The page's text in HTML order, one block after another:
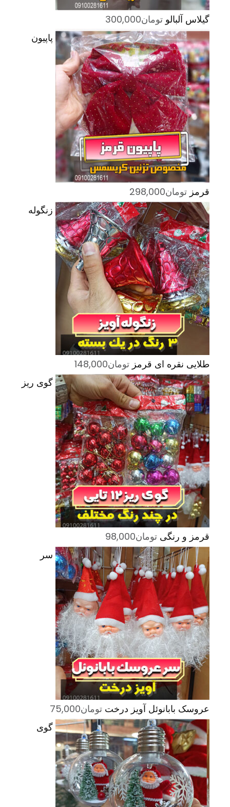
گیلاس آلبالو تومان300,000
پاپیون
قرمز تومان298,000
زنگوله
طلایی نقره ای قرمز تومان148,000
گوی ریز
قرمز و رنگی تومان98,000
سر
عروسک بابانوئل آویز درخت تومان75,000
گوی